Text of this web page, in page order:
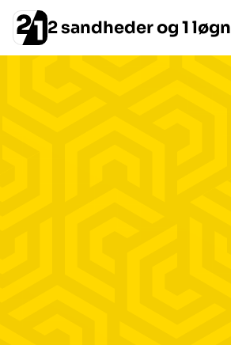
2 sandheder og 1 løgn